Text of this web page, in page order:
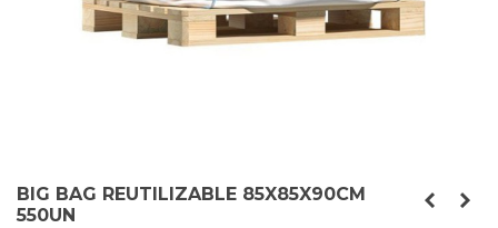
BIG BAG REUTILIZABLE 85X85X90CM
550UN